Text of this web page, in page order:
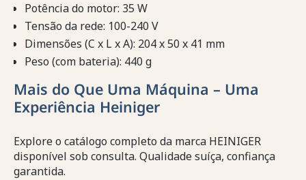
Potência do motor: 35 W
Tensão da rede: 100-240 V
Dimensões (C x L x A): 204 x 50 x 41 mm
Peso (com bateria): 440 g
Mais do Que Uma Máquina – Uma
Experiência Heiniger
Explore o catálogo completo da marca HEINIGER
disponível sob consulta. Qualidade suíça, confiança
garantida.